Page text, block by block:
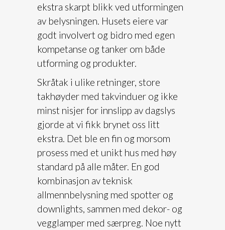
ekstra skarpt blikk ved utformingen
av belysningen. Husets eiere var
godt involvert og bidro med egen
kompetanse og tanker om både
utforming og produkter.
Skråtak i ulike retninger, store
takhøyder med takvinduer og ikke
minst nisjer for innslipp av dagslys
gjorde at vi fikk brynet oss litt
ekstra. Det ble en fin og morsom
prosess med et unikt hus med høy
standard på alle måter. En god
kombinasjon av teknisk
allmennbelysning med spotter og
downlights, sammen med dekor- og
vegglamper med særpreg. Noe nytt